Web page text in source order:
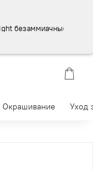
безаммиачные
Окрашивание Уход